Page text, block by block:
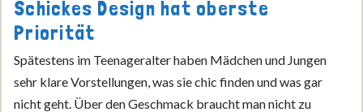
Schickes Design hat oberste
Priorität
Spätestens im Teenageralter haben Mädchen und Jungen
sehr klare Vorstellungen, was sie chic finden und was gar
nicht geht. Über den Geschmack braucht man nicht zu